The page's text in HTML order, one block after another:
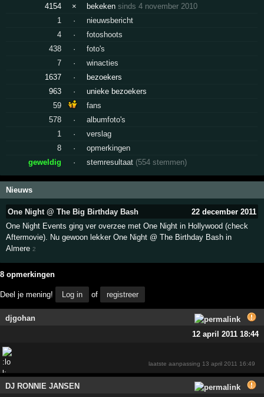
4154
× bekekensinds 4 november 2010
1
·
nieuwsbericht
4
·
fotoshoots
438
·
foto's
7
·
winacties
1637
·
bezoekers
963
·
unieke bezoekers
59
fans
578
·
albumfoto's
1
·
verslag
8
·
opmerkingen
geweldig
· stemresultaat (554 stemmen)
Nieuws
One Night @ The Big Birthday Bash
22 december 2011
One Night Events ging ver overzee met One Night in Hollywood (check
Aftermovie). Nu gewoon lekker One Night @ The Birthday Bash in
Almere2
8 opmerkingen
Deel je mening! Log in of registreer
djgohan
12 april 2011 18:44
laatste aanpassing 13 april 2011 16:49
DJ RONNIE JANSEN